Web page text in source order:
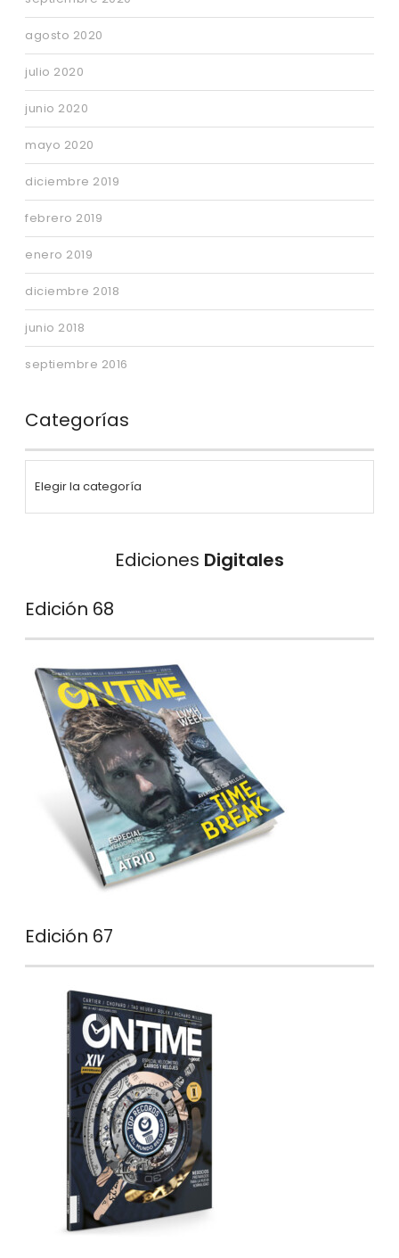
agosto 2020
julio 2020
junio 2020
mayo 2020
diciembre 2019
febrero 2019
enero 2019
diciembre 2018
junio 2018
septiembre 2016
Categorías
Ediciones Digitales
Edición 68
Edición 67